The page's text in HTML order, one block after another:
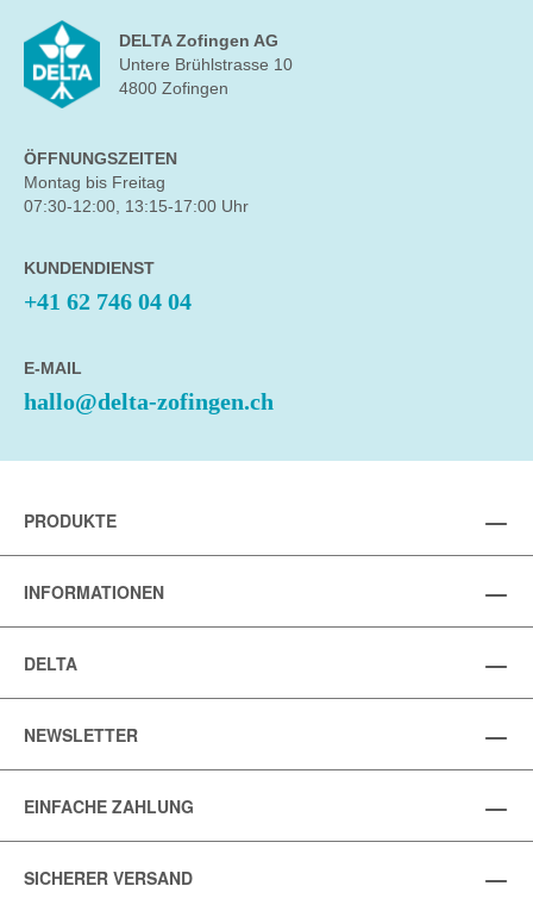
DELTA Zofingen AG
Untere Brühlstrasse 10
4800 Zofingen
ÖFFNUNGSZEITEN
Montag bis Freitag
07:30-12:00, 13:15-17:00 Uhr
KUNDENDIENST
+41 62 746 04 04
E-MAIL
hallo@delta-zofingen.ch
PRODUKTE
INFORMATIONEN
DELTA
NEWSLETTER
EINFACHE ZAHLUNG
SICHERER VERSAND